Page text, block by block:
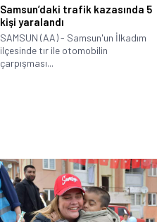
Samsun’daki trafik kazasında 5
kişi yaralandı
SAMSUN (AA) - Samsun'un İlkadım
ilçesinde tır ile otomobilin
çarpışması...